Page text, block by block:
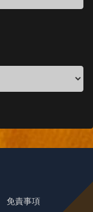
免責事項